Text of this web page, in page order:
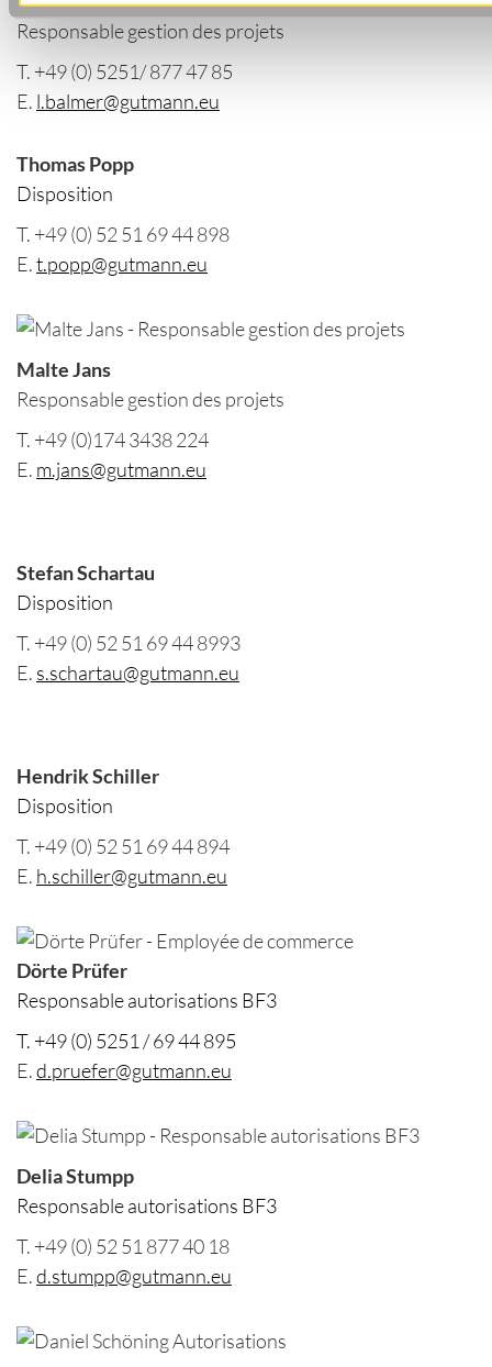
Responsable gestion des projets
T. +49 (0) 5251/ 877 47 85
E. l.balmer@gutmann.eu
Thomas Popp
Disposition
T. +49 (0) 52 51 69 44 898
E.t.popp@gutmann.eu
Malte Jans
Responsable gestion des projets
T. +49 (0)174 3438 224
E. m.jans@gutmann.eu
Stefan Schartau
Disposition
T. +49 (0) 52 51 69 44 8993
E. s.schartau@gutmann.eu
Hendrik Schiller
Disposition
T. +49 (0) 52 51 69 44 894
E. h.schiller@gutmann.eu
Dörte Prüfer
Responsable autorisations BF3
T. +49 (0) 5251 / 69 44 895
E.d.pruefer@gutmann.eu
Delia Stumpp
Responsable autorisations BF3
T. +49 (0) 52 51 877 40 18
E.d.stumpp@gutmann.eu